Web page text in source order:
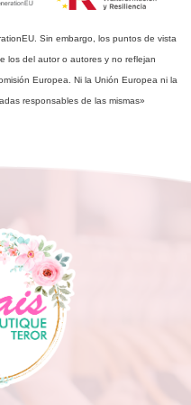
Sin embargo, los puntos de vista
los del autor o autores y no reflejan
Europea. Ni la Unión Europea ni la
responsables de las mismas»